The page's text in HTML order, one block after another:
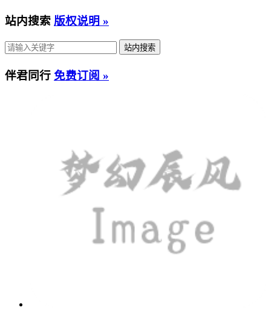
站内搜索 版权说明 »
伴君同行 免费订阅 »